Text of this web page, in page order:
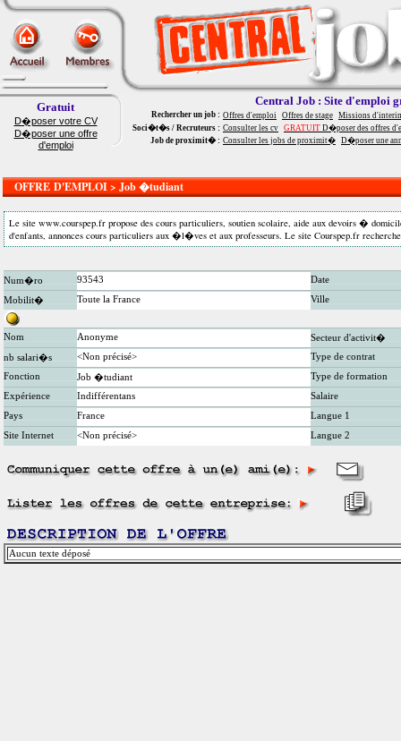
Gratuit
D�poser votre CV
D�poser une offre
d'emploi
Central Job : Site d'emploi
Rechercher un job : Offres d'emploi Offres de stage Missions
Soci�t�s / Recruteurs : Consulter les cv GRATUIT D�poser des offres
Job de proximit� : Consulter les jobs de proximit� D�poser une
OFFRE D'EMPLOI > Job �tudiant
Le site www.courspep.fr propose des cours particuliers, soutien scolaire, aide aux devoirs �
d'enfants, annonces cours particuliers aux �l�ves et aux professeurs. Le site Courspep.fr
Num�ro 93543 Date
Mobilit� Toute la France Ville
Nom Anonyme
Secteur d'activit�
nb salari�s
<Non précisé>
Type de contrat
Fonction
Job �tudiant
Type de formation
Expérience
Indifférentans
Salaire
Pays
France
Langue 1
Site Internet
<Non précisé> Langue 2
Aucun texte déposé